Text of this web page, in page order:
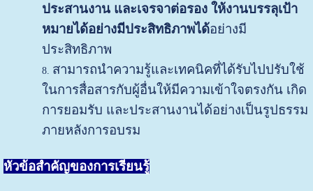
ประสานงาน และเจรจาต่อรอง ให้งานบรรลุเป้า
หมายได้อย่างมีประสิทธิภาพได้อย่างมี
ประสิทธิภาพ
สามารถนำความรู้และเทคนิคที่ได้รับไปปรับใช้
ในการสื่อสารกับผู้อื่นให้มีความเข้าใจตรงกัน เกิด
การยอมรับ และประสานงานได้อย่างเป็นรูปธรรม
ภายหลังการอบรม
หัวข้อสำคัญของการเรียนรู้